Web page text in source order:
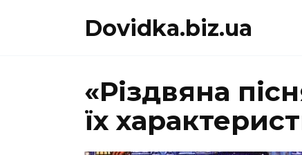
Dovidka.biz.ua
«Різдвяна
їх